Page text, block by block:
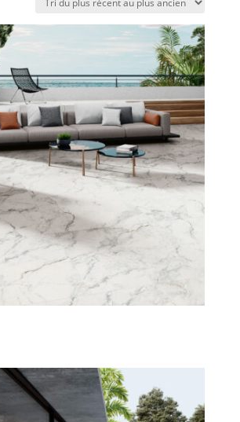
plus
récent
au
ancien